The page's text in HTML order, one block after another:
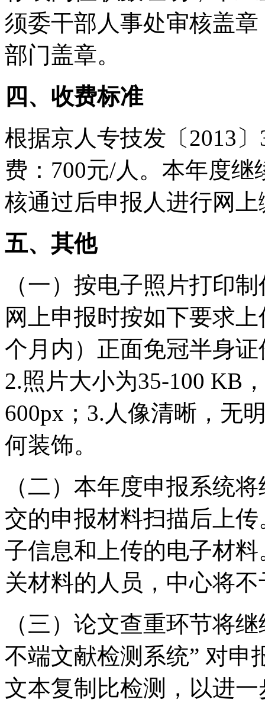
须委干部人事处审核盖
部门盖章。
四、收费标准
根据京人专技发〔2013
费：700元/人。本年度
核通过后申报人进行网上
五、其他
（一）按电子照片打印
网上申报时按如下要求
个月内）正面免冠半身
2.照片大小为35-100 KB
600px；3.人像清晰，无
何装饰。
（二）本年度申报系统
交的申报材料扫描后上
子信息和上传的电子材
关材料的人员，中心将
（三）论文查重环节将
不端文献检测系统” 对申
文本复制比检测，以进